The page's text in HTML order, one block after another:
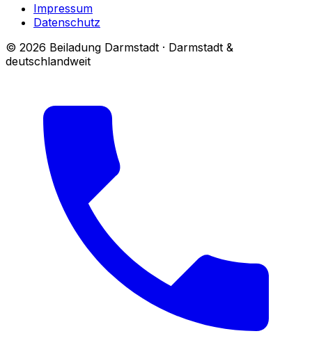
Impressum
Datenschutz
© 2026 Beiladung Darmstadt · Darmstadt &
deutschlandweit